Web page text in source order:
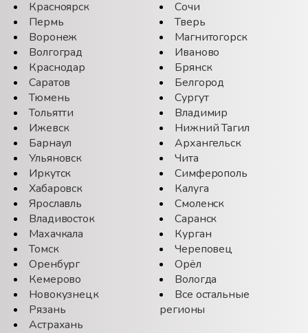
Красноярск
Пермь
Воронеж
Волгоград
Краснодар
Саратов
Тюмень
Тольятти
Ижевск
Барнаул
Ульяновск
Иркутск
Хабаровск
Ярославль
Владивосток
Махачкала
Томск
Оренбург
Кемерово
Новокузнецк
Рязань
Астрахань
Сочи
Тверь
Магнитогорск
Иваново
Брянск
Белгород
Сургут
Владимир
Нижний Тагил
Архангельск
Чита
Симферополь
Калуга
Смоленск
Саранск
Курган
Череповец
Орёл
Вологда
Все остальные
регионы